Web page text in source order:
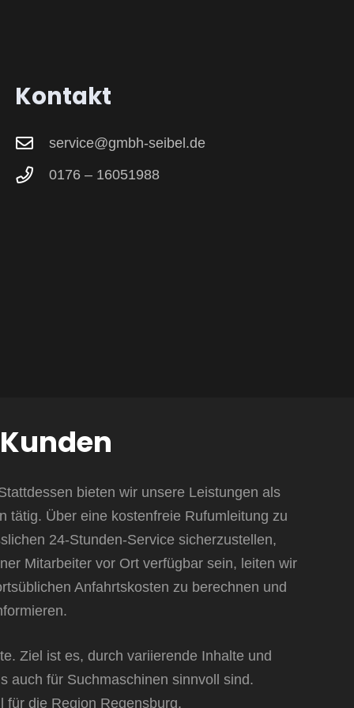
Kontakt
service@gmbh-seibel.de
0176 – 16051988
bieten wir unsere Leistungen als
tätig. Über eine kostenfreie Rufumleitung zu
24-Stunden-Service sicherzustellen,
Mitarbeiter vor Ort verfügbar sein, leiten wir
Anfahrtskosten zu berechnen und
Ziel ist es, durch variierende Inhalte und
auch für Suchmaschinen sinnvoll sind.
für die Region Regensburg.